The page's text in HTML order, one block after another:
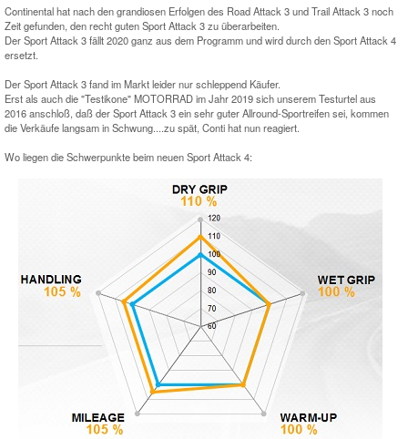
Continental hat nach den grandiosen Erfolgen des Road Attack 3 und Trail Attack 3 noch
Zeit gefunden, den recht guten Sport Attack 3 zu überarbeiten.
Der Sport Attack 3 fällt 2020 ganz aus dem Programm und wird durch den Sport Attack 4
ersetzt.
Der Sport Attack 3 fand im Markt leider nur schleppend Käufer.
Erst als auch die "Testikone" MOTORRAD im Jahr 2019 sich unserem Testurtel aus
2016 anschloß, daß der Sport Attack 3 ein sehr guter Allround-Sportreifen sei, kommen
die Verkäufe langsam in Schwung....zu spät, Conti hat nun reagiert.
Wo liegen die Schwerpunkte beim neuen Sport Attack 4: